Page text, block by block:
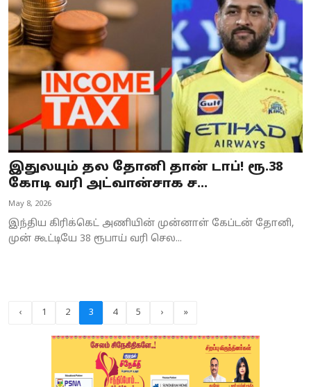
இதுலயும் தல தோனி தான் டாப்! ரூ.38
கோடி வரி அட்வான்சாக ச...
May 8, 2026
இந்திய கிரிக்கெட் அணியின் முன்னாள் கேப்டன் தோனி,
முன் கூட்டியே 38 ரூபாய் வரி செல...
‹ 1 2 3 4 5 › »